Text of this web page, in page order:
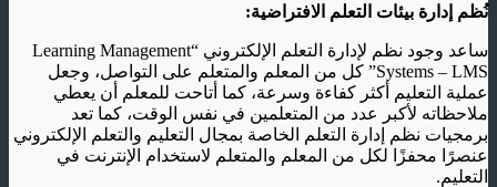
نُظم إدارة بيئات التعلم الافتراضية:
ساعد وجود نظم لإدارة التعلم الإلكتروني “Learning Management
Systems – LMS” كل من المعلم والمتعلم على التواصل، وجعل
عملية التعليم أكثر كفاءة وسرعة، كما أتاحت للمعلم أن يعطي
ملاحظاته لأكبر عدد من المتعلمين في نفس الوقت، كما تعد
برمجيات نظم إدارة التعلم الخاصة بمجال التعليم والتعلم الإلكتروني
عنصرًا محفزًا لكل من المعلم والمتعلم لاستخدام الإنترنت في
التعليم.